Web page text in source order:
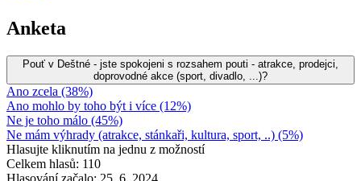
Anketa
Pouť v Deštné - jste spokojeni s rozsahem pouti - atrakce, prodejci,
doprovodné akce (sport, divadlo, ...)?
Ano zcela (38%)
Ano mohlo by toho být i více (12%)
Ne je toho málo (45%)
Ne mám výhrady (atrakce, stánkaři, kultura, sport, ..) (5%)
Hlasujte kliknutím na jednu z možností
Celkem hlasů: 110
Hlasování začalo: 25. 6. 2024